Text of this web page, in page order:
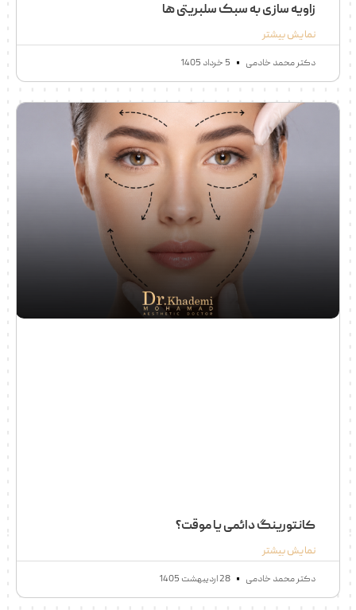
زاویه سازی به سبک سلبریتی ها
نمایش بیشتر
دکتر محمد خادمی
کانتورینگ دائمی یا موقت؟
نمایش بیشتر
دکتر محمد خادمی